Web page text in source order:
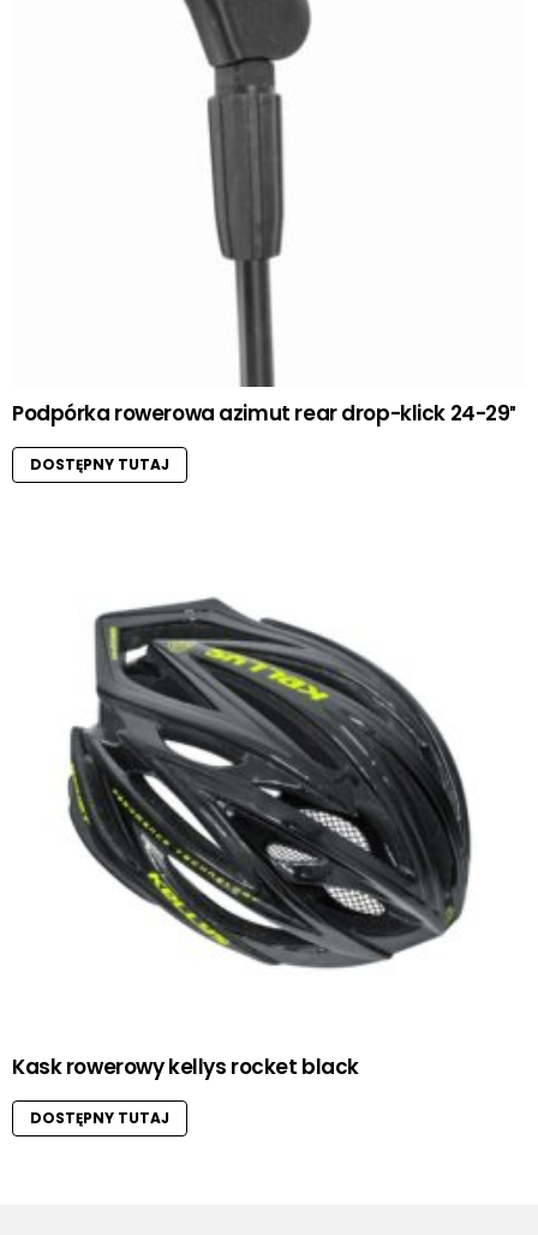
Podpórka rowerowa azimut rear drop-klick 24-29″
DOSTĘPNY TUTAJ
Kask rowerowy kellys rocket black
DOSTĘPNY TUTAJ